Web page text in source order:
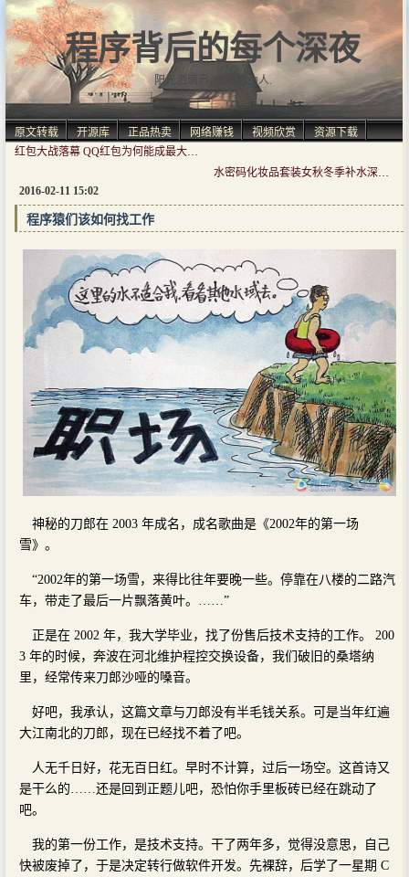
程序背后的每个深夜
阳光洒满肩, 仿佛自由人.
原文转载 开源库 正品热卖 网络赚钱 视频欣赏
资源下载
红包大战落幕 QQ红包为何能成最大黑马
水密码化妆品套装女秋冬季补水深层保湿爽肤水乳液丹姿护肤品正品
2016-02-11 15:02
程序猿们该如何找工作
神秘的刀郎在 2003 年成名，成名歌曲是《2002年的第一场
雪》。
“2002年的第一场雪，来得比往年要晚一些。停靠在八楼的二路汽
车，带走了最后一片飘落黄叶。……”
正是在 2002 年，我大学毕业，找了份售后技术支持的工作。 200
3 年的时候，奔波在河北维护程控交换设备，我们破旧的桑塔纳
里，经常传来刀郎沙哑的嗓音。
好吧，我承认，这篇文章与刀郎没有半毛钱关系。可是当年红遍
大江南北的刀郎，现在已经找不着了吧。
人无千日好，花无百日红。早时不计算，过后一场空。这首诗又
是干么的……还是回到正题儿吧，恐怕你手里板砖已经在跳动了
吧。
我的第一份工作，是技术支持。干了两年多，觉得没意思，自己
快被废掉了，于是决定转行做软件开发。先裸辞，后学了一星期 C